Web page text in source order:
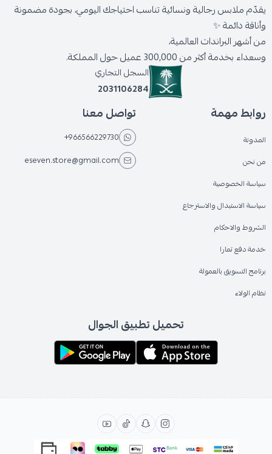
يقدّم ملابس رجالية ونسائية تناسب احتياجك اليومي، بجودة مضمونة
وأناقة دائمة ✨
من أشهر البراندات العالمية،
وسعداء بخدمة أكثر من 300,000 عميل حول المملكة.
السجل التجاري
2031106284
روابط مهمة
المدونة
من نحن
سياسة الخصوصية
سياسة الاستبدال والاسترجاع
الشروط والاحكام
خدمة دفع تمارا
برنامج التسويق بالعمولة
نظام الولاء
تواصل معنا
+966566229730
eseven.store@gmail.com
تحميل تطبيق الجوال